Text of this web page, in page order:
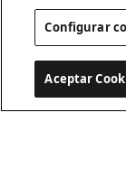
Universo
900 440 044
Aviso Legal
Configurar
Aceptar